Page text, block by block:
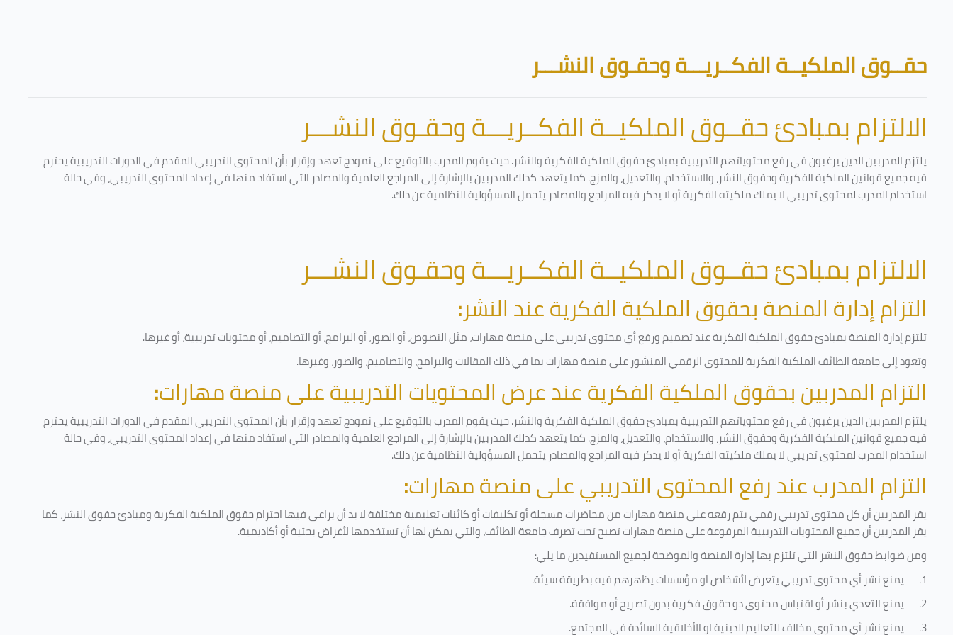
الكتل
حقــوق الملكيــة الفكــريـــة وحقـوق النشـــر
الالتزام بمبادئ حقــوق الملكيــة الفكــريـــة وحقـوق النشـــر
يلتزم المدربين الذين يرغبون في رفع محتوياتهم التدريبية بمبادئ حقوق الملكية الفكرية والنشر. حيث يقوم المدرب بالتوقيع على نموذج تعهد وإقرار بأن المحتوى التدريبي المقدم في الدورات التدريبية يحترم
فيه جميع قوانين الملكية الفكرية وحقوق النشر، والاستخدام، والتعديل، والمزج. كما يتعهد كذلك المدربين بالإشارة إلى المراجع العلمية والمصادر التي استفاد منها في إعداد المحتوى التدريبي، وفي حالة
استخدام المدرب لمحتوى تدريبي لا يملك ملكيته الفكرية أو لا يذكر فيه المراجع والمصادر يتحمل المسؤولية النظامية عن ذلك.
الالتزام بمبادئ حقــوق الملكيــة الفكــريـــة وحقـوق النشـــر
التزام إدارة المنصة بحقوق الملكية الفكرية عند النشر:
تلتزم إدارة المنصة بمبادئ حقوق الملكية الفكرية عند تصميم ورفع أي محتوى تدريبي على منصة مهارات، مثل النصوص، أو الصور، أو البرامج، أو التصاميم، أو محتويات تدريبية، أو غيرها.
وتعود إلى جامعة الطائف الملكية الفكرية للمحتوى الرقمي المنشور على منصة مهارات بما في ذلك المقالات والبرامج، والتصاميم، والصور، وغيرها.
التزام المدربين بحقوق الملكية الفكرية عند عرض المحتويات التدريبية على منصة مهارات:
يلتزم المدربين الذين يرغبون في رفع محتوياتهم التدريبية بمبادئ حقوق الملكية الفكرية والنشر. حيث يقوم المدرب بالتوقيع على نموذج تعهد وإقرار بأن المحتوى التدريبي المقدم في الدورات التدريبية يحترم
فيه جميع قوانين الملكية الفكرية وحقوق النشر، والاستخدام، والتعديل، والمزج. كما يتعهد كذلك المدربين بالإشارة إلى المراجع العلمية والمصادر التي استفاد منها في إعداد المحتوى التدريبي، وفي حالة
استخدام المدرب لمحتوى تدريبي لا يملك ملكيته الفكرية أو لا يذكر فيه المراجع والمصادر يتحمل المسؤولية النظامية عن ذلك.
التزام المدرب عند رفع المحتوى التدريبي على منصة مهارات:
يقر المدربين أن كل محتوى تدريبي رقمي يتم رفعه على منصة مهارات من محاضرات مسجلة أو تكليفات أو كائنات تعليمية مختلفة لا بد أن يراعى فيها احترام حقوق الملكية الفكرية ومبادئ حقوق النشر، كما
يقر المدربين أن جميع المحتويات التدريبية المرفوعة على منصة مهارات تصبح تحت تصرف جامعة الطائف، والتي يمكن لها أن تستخدمها لأغراض بحثية أو أكاديمية.
ومن ضوابط حقوق النشر التي تلتزم بها إدارة المنصة والموضحة لجميع المستفيدين ما يلي:
1.
يمنع نشر أي محتوى تدريبي يتعرض لأشخاص او مؤسسات يظهرهم فيه بطريقة سيئة.
2.
يمنع التعدي بنشر أو اقتباس محتوى ذو حقوق فكرية بدون تصريح أو موافقة.
3.
يمنع نشر أي محتوى مخالف للتعاليم الدينية او الأخلاقية السائدة في المجتمع.